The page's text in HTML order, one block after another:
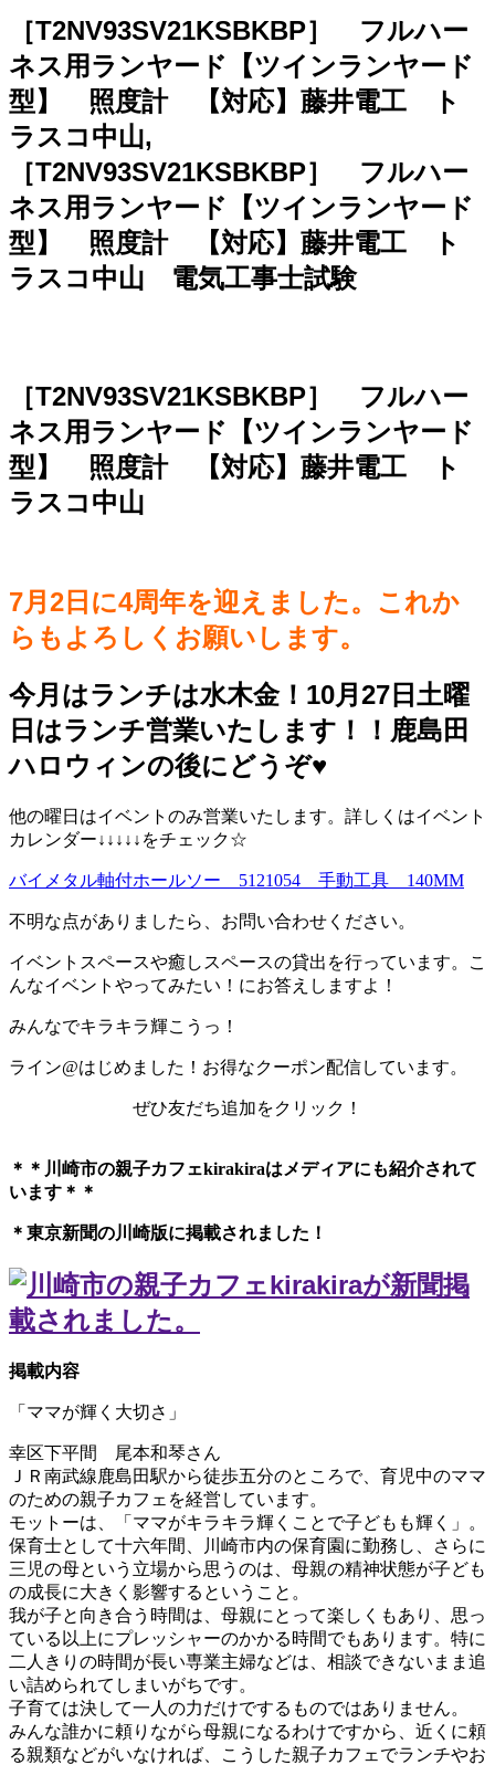
［T2NV93SV21KSBKBP］ フルハー
ネス用ランヤード【ツインランヤード
型】 照度計 【対応】藤井電工 ト
ラスコ中山,
［T2NV93SV21KSBKBP］ フルハー
ネス用ランヤード【ツインランヤード
型】 照度計 【対応】藤井電工 ト
ラスコ中山 電気工事士試験
［T2NV93SV21KSBKBP］ フルハー
ネス用ランヤード【ツインランヤード
型】 照度計 【対応】藤井電工 ト
ラスコ中山
7月2日に4周年を迎えました。これか
らもよろしくお願いします。
今月はランチは水木金！10月27日土曜
日はランチ営業いたします！！鹿島田
ハロウィンの後にどうぞ♥️
他の曜日はイベントのみ営業いたします。詳しくはイベント
カレンダー↓↓↓↓↓をチェック☆
バイメタル軸付ホールソー 5121054 手動工具 140MM
不明な点がありましたら、お問い合わせください。
イベントスペースや癒しスペースの貸出を行っています。こ
んなイベントやってみたい！にお答えしますよ！
みんなでキラキラ輝こうっ！
ライン@はじめました！お得なクーポン配信しています。
ぜひ友だち追加をクリック！
＊＊川崎市の親子カフェkirakiraは メディアにも紹介されて
います＊＊
＊東京新聞の川崎版に掲載されました！
掲載内容
「ママが輝く大切さ」
幸区下平間 尾本和琴さん
ＪＲ南武線鹿島田駅から徒歩五分のところで、育児中のママ
のための親子カフェを経営しています。
モットーは、「ママがキラキラ輝くことで子どもも輝く」。
保育士として十六年間、川崎市内の保育園に勤務し、さらに
三児の母という立場から思うのは、母親の精神状態が子ども
の成長に大きく影響するということ。
我が子と向き合う時間は、母親にとって楽しくもあり、思っ
ている以上にプレッシャーのかかる時間でもあります。特に
二人きりの時間が長い専業主婦などは、相談できないまま追
い詰められてしまいがちです。
子育ては決して一人の力だけでするものではありません。
みんな誰かに頼りながら母親になるわけですから、近くに頼
る親類などがいなければ、こうした親子カフェでランチやお